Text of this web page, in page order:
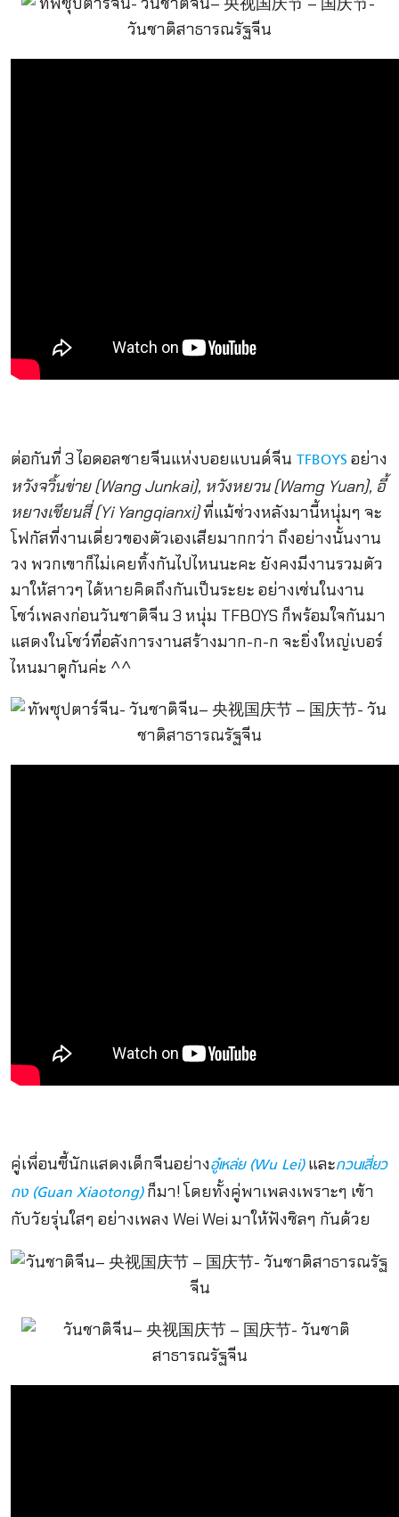
ต่อกันที่ 3 ไอดอลชายจีนแห่งบอยแบนด์จีน TFBOYS อย่าง
หวังจวิ้นข่าย (Wang Junkai), หวังหยวน (Wamg Yuan), อี้
หยางเชียนสี่ (Yi Yangqianxi)ที่แม้ช่วงหลังมานี้หนุ่มๆ จะ
โฟกัสที่งานเดี่ยวของตัวเองเสียมากกว่า ถึงอย่างนั้นงาน
วง พวกเขาก็ไม่เคยทิ้งกันไปไหนนะคะ ยังคงมีงานรวมตัว
มาให้สาวๆ ได้หายคิดถึงกันเป็นระยะ อย่างเช่นในงาน
โชว์เพลงก่อนวันชาติจีน 3 หนุ่ม TFBOYS ก็พร้อมใจกันมา
แสดงในโชว์ที่อลังการงานสร้างมาก-ก-ก จะยิ่งใหญ่เบอร์
ไหนมาดูกันค่ะ ^^
คู่เพื่อนซี้นักแสดงเด็กจีนอย่างอู๋เหล่ย (Wu Lei)และกวนเสี่ยว
ถง (Guan Xiaotong)ก็มา! โดยทั้งคู่พาเพลงเพราะๆ เข้า
กับวัยรุ่นใสๆ อย่างเพลง Wei Wei มาให้ฟังชิลๆ กันด้วย